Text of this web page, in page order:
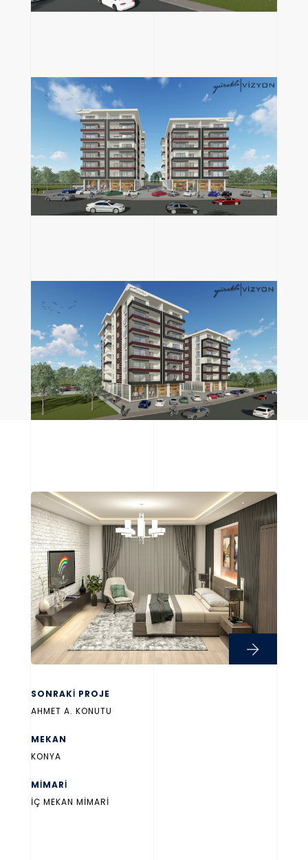
SONRAKİ PROJE
AHMET A. KONUTU
MEKAN
KONYA
MİMARİ
İÇ MEKAN MİMARİ